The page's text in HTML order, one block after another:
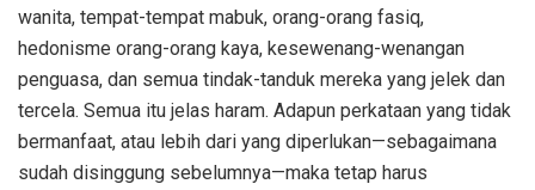
wanita, tempat-tempat mabuk, orang-orang fasiq,
hedonisme orang-orang kaya, kesewenang-wenangan
penguasa, dan semua tindak-tanduk mereka yang jelek dan
tercela. Semua itu jelas haram. Adapun perkataan yang tidak
bermanfaat, atau lebih dari yang diperlukan—sebagaimana
sudah disinggung sebelumnya—maka tetap harus